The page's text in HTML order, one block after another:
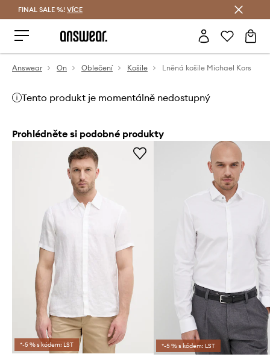
FINAL SALE %! VÍCE
Answear On Oblečení Košile Lněná košile Michael Kors
Tento produkt je momentálně nedostupný
Prohlédněte si podobné produkty
*-5 % s kódem: LST *-5 % s kódem: LST